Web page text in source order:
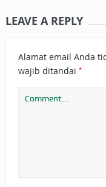
LEAVE A REPLY
Alamat email Anda
wajib ditandai *